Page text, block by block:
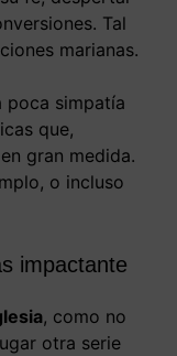
Tal
marianas.
poca simpatía
que,
gran medida.
o incluso
impactante
, como no
otra serie